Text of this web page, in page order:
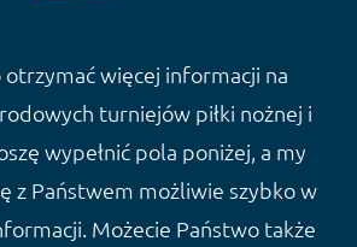
otrzymać więcej informacji na
turniejów piłki nożnej i
wypełnić pola poniżej, a my
z Państwem możliwie szybko w
Możecie Państwo także